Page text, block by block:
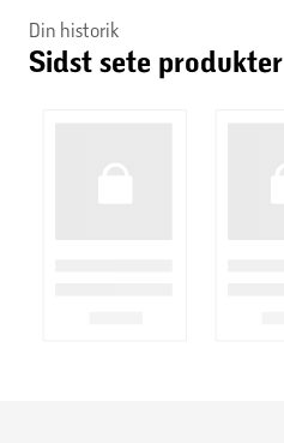
Din historik
Sidst sete produkter